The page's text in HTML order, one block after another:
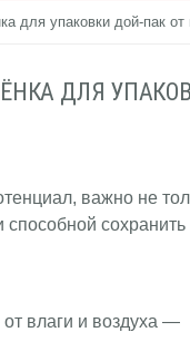
для упаковки дой-
ДЛЯ
важно не
сохранить
влаги и воздуха —